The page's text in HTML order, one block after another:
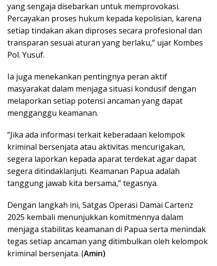
yang sengaja disebarkan untuk memprovokasi.
Percayakan proses hukum kepada kepolisian, karena
setiap tindakan akan diproses secara profesional dan
transparan sesuai aturan yang berlaku,” ujar Kombes
Pol. Yusuf.
Ia juga menekankan pentingnya peran aktif
masyarakat dalam menjaga situasi kondusif dengan
melaporkan setiap potensi ancaman yang dapat
mengganggu keamanan.
“Jika ada informasi terkait keberadaan kelompok
kriminal bersenjata atau aktivitas mencurigakan,
segera laporkan kepada aparat terdekat agar dapat
segera ditindaklanjuti. Keamanan Papua adalah
tanggung jawab kita bersama,” tegasnya.
Dengan langkah ini, Satgas Operasi Damai Cartenz
2025 kembali menunjukkan komitmennya dalam
menjaga stabilitas keamanan di Papua serta menindak
tegas setiap ancaman yang ditimbulkan oleh kelompok
kriminal bersenjata. (Amin)